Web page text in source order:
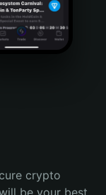
crypto
be your best